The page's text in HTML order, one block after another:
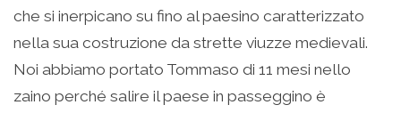
che si inerpicano su fino al paesino caratterizzato
nella sua costruzione da strette viuzze medievali.
Noi abbiamo portato Tommaso di 11 mesi nello
zaino perché salire il paese in passeggino è